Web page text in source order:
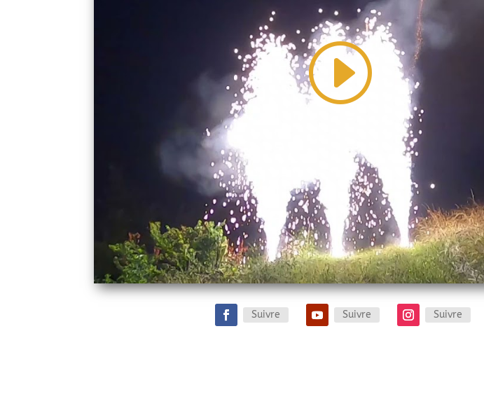
Suivre Suivre Suivre